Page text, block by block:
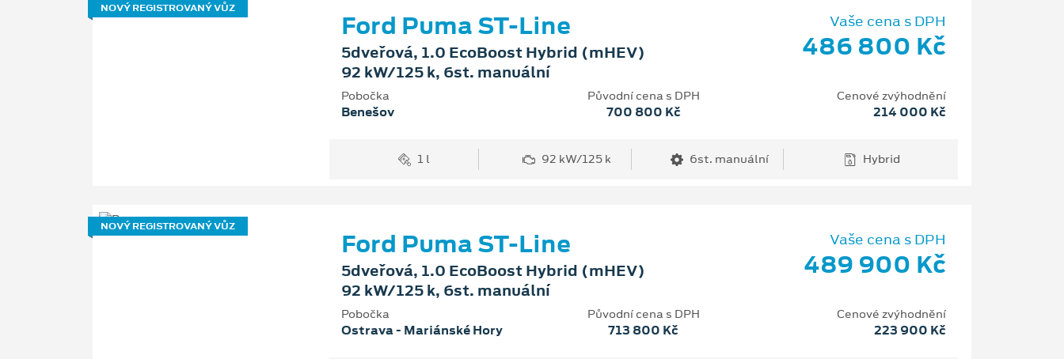
NOVÝ REGISTROVANÝ VŮZ
Ford Puma ST-Line
5dveřová, 1.0 EcoBoost Hybrid (mHEV)
92 kW/125 k, 6st. manuální
Vaše cena s DPH
486 800 Kč
Pobočka
Benešov
Původní cena s DPH
700 800 Kč
Cenové zvýhodnění
214 000 Kč
1 l 92 kW/125 k 6st. manuální Hybrid
NOVÝ REGISTROVANÝ VŮZ
Ford Puma ST-Line
5dveřová, 1.0 EcoBoost Hybrid (mHEV)
92 kW/125 k, 6st. manuální
Vaše cena s DPH
489 900 Kč
Pobočka
Ostrava - Mariánské Hory
Původní cena s DPH
713 800 Kč
Cenové zvýhodnění
223 900 Kč